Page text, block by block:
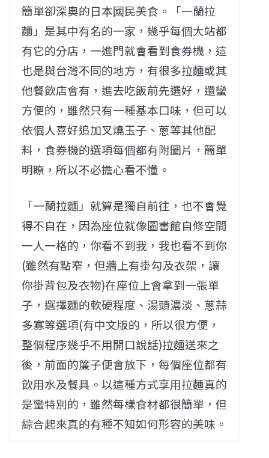
簡單卻深奧的日本國民美食。「一蘭拉
麵」是其中有名的一家，幾乎每個大站都
有它的分店，一進門就會看到食券機，這
也是與台灣不同的地方，有很多拉麵或其
他餐飲店會有，進去吃飯前先選好，還蠻
方便的，雖然只有一種基本口味，但可以
依個人喜好追加叉燒玉子、蔥等其他配
料，食券機的選項每個都有附圖片，簡單
明瞭，所以不必擔心看不懂。
「一蘭拉麵」就算是獨自前往，也不會覺
得不自在，因為座位就像圖書館自修空間
一人一格的，你看不到我，我也看不到你
(雖然有點窄，但牆上有掛勾及衣架，讓
你掛背包及衣物)在座位上會拿到一張單
子，選擇麵的軟硬程度、湯頭濃淡、蔥蒜
多寡等選項(有中文版的，所以很方便，
整個程序幾乎不用開口說話)拉麵送來之
後，前面的簾子便會放下，每個座位都有
飲用水及餐具。以這種方式享用拉麵真的
是蠻特別的，雖然每樣食材都很簡單，但
綜合起來真的有種不知如何形容的美味。